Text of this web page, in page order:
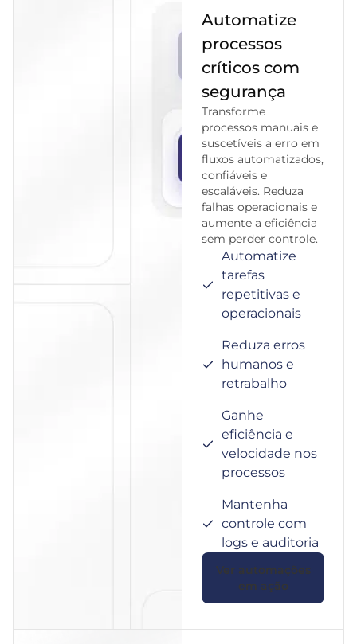
Automatize
processos
críticos com
segurança
Transforme
processos manuais e
suscetíveis a erro em
fluxos automatizados,
confiáveis e
escaláveis. Reduza
falhas operacionais e
aumente a eficiência
sem perder controle.
Automatize
tarefas
repetitivas e
operacionais
Reduza erros
humanos e
retrabalho
Ganhe
eficiência e
velocidade nos
processos
Mantenha
controle com
logs e auditoria
Ver automações
em ação